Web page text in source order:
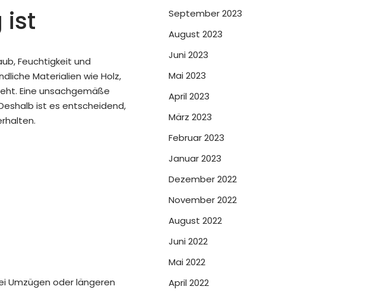
ist
Feuchtigkeit und
Materialien wie Holz,
Eine unsachgemäße
ist es entscheidend,
Umzügen oder längeren
September 2023
August 2023
Juni 2023
Mai 2023
April 2023
März 2023
Februar 2023
Januar 2023
Dezember 2022
November 2022
August 2022
Juni 2022
Mai 2022
April 2022